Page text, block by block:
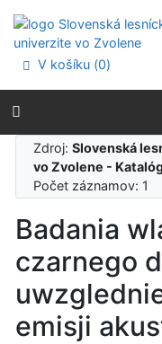
Prejsť na menu
Prehlásenie o
V košíku (0)
Zdroj:Slovenská
vo Zvolene -
Počet záznamov: 1
Badania
czarnego
emisji